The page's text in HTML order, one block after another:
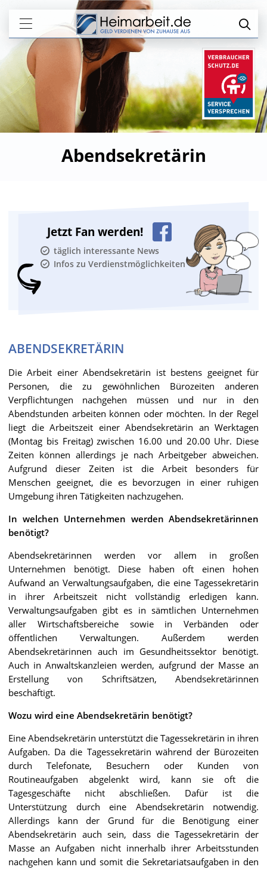
Abendsekretärin
Jetzt Fan werden!
täglich interessante News
Infos zu Verdienstmöglichkeiten
ABENDSEKRETÄRIN
Die Arbeit einer Abendsekretärin ist bestens geeignet für
Personen, die zu gewöhnlichen Bürozeiten anderen
Verpflichtungen nachgehen müssen und nur in den
Abendstunden arbeiten können oder möchten. In der Regel
liegt die Arbeitszeit einer Abendsekretärin an Werktagen
(Montag bis Freitag) zwischen 16.00 und 20.00 Uhr. Diese
Zeiten können allerdings je nach Arbeitgeber abweichen.
Aufgrund dieser Zeiten ist die Arbeit besonders für
Menschen geeignet, die es bevorzugen in einer ruhigen
Umgebung ihren Tätigkeiten nachzugehen.
In welchen Unternehmen werden Abendsekretärinnen
benötigt?
Abendsekretärinnen werden vor allem in großen
Unternehmen benötigt. Diese haben oft einen hohen
Aufwand an Verwaltungsaufgaben, die eine Tagessekretärin
in ihrer Arbeitszeit nicht vollständig erledigen kann.
Verwaltungsaufgaben gibt es in sämtlichen Unternehmen
aller Wirtschaftsbereiche sowie in Verbänden oder
öffentlichen Verwaltungen. Außerdem werden
Abendsekretärinnen auch im Gesundheitssektor benötigt.
Auch in Anwaltskanzleien werden, aufgrund der Masse an
Erstellung von Schriftsätzen, Abendsekretärinnen
beschäftigt.
Wozu wird eine Abendsekretärin benötigt?
Eine Abendsekretärin unterstützt die Tagessekretärin in ihren
Aufgaben. Da die Tagessekretärin während der Bürozeiten
durch Telefonate, Besuchern oder Kunden von
Routineaufgaben abgelenkt wird, kann sie oft die
Tagesgeschäfte nicht abschließen. Dafür ist die
Unterstützung durch eine Abendsekretärin notwendig.
Allerdings kann der Grund für die Benötigung einer
Abendsekretärin auch sein, dass die Tagessekretärin der
Masse an Aufgaben nicht innerhalb ihrer Arbeitsstunden
nachgehen kann und somit die Sekretariatsaufgaben in den